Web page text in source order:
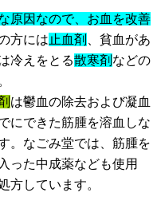
原因なので、お血を改善
方には 止血剤
、貧血があ
冷えをとる散寒剤 などの
は鬱血の除去および凝血
にできた筋腫を溶血しな
。なごみ堂では、筋腫を
った中成薬なども使用
方しています。